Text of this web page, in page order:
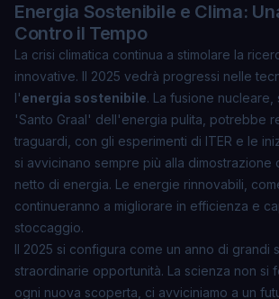
Energia Sostenibile e Clima:
Contro il Tempo
La crisi climatica continua a stimolare la
innovative. Il 2025 vedrà progressi nelle
l'energia sostenibile. La fusione
'Santo Graal' dell'energia pulita, potrebbe
traguardi, con gli esperimenti di ITER e le
si avvicinano sempre più alla dimostrazione
netto di energia. Le energie rinnovabili,
continueranno a migliorare in efficienza e
stoccaggio.
Il 2025 si configura come un anno di grandi
straordinarie opportunità. La scienza non si
ogni nuova scoperta, ci avviciniamo a un